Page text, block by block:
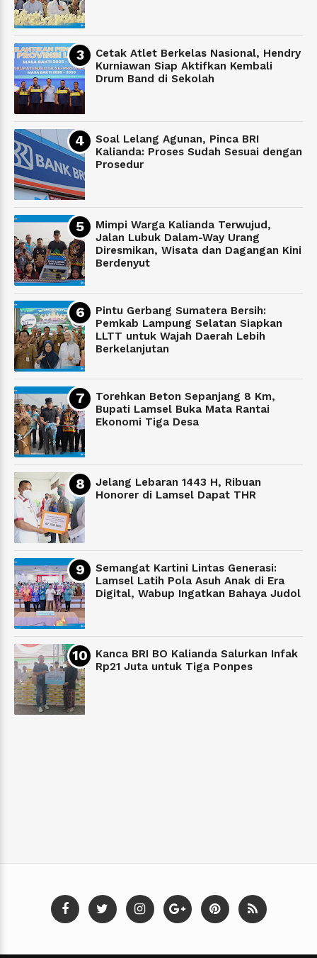
Cetak Atlet Berkelas Nasional, Hendry
Kurniawan Siap Aktifkan Kembali
Drum Band di Sekolah
Soal Lelang Agunan, Pinca BRI
Kalianda: Proses Sudah Sesuai dengan
Prosedur
Mimpi Warga Kalianda Terwujud,
Jalan Lubuk Dalam-Way Urang
Diresmikan, Wisata dan Dagangan Kini
Berdenyut
Pintu Gerbang Sumatera Bersih:
Pemkab Lampung Selatan Siapkan
LLTT untuk Wajah Daerah Lebih
Berkelanjutan
Torehkan Beton Sepanjang 8 Km,
Bupati Lamsel Buka Mata Rantai
Ekonomi Tiga Desa
Jelang Lebaran 1443 H, Ribuan
Honorer di Lamsel Dapat THR
Semangat Kartini Lintas Generasi:
Lamsel Latih Pola Asuh Anak di Era
Digital, Wabup Ingatkan Bahaya Judol
Kanca BRI BO Kalianda Salurkan Infak
Rp21 Juta untuk Tiga Ponpes